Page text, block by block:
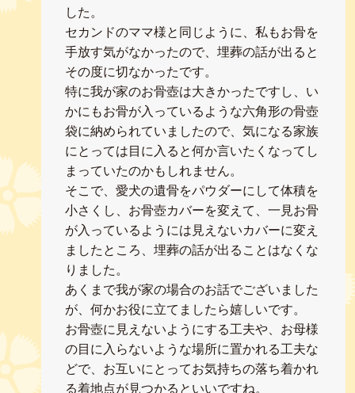
した。
セカンドのママ様と同じように、私もお骨を
手放す気がなかったので、埋葬の話が出ると
その度に切なかったです。
特に我が家のお骨壺は大きかったですし、い
かにもお骨が入っているような六角形の骨壺
袋に納められていましたので、気になる家族
にとっては目に入ると何か言いたくなってし
まっていたのかもしれません。
そこで、愛犬の遺骨をパウダーにして体積を
小さくし、お骨壺カバーを変えて、一見お骨
が入っているようには見えないカバーに変え
ましたところ、埋葬の話が出ることはなくな
りました。
あくまで我が家の場合のお話でございました
が、何かお役に立てましたら嬉しいです。
お骨壺に見えないようにする工夫や、お母様
の目に入らないような場所に置かれる工夫な
どで、お互いにとってお気持ちの落ち着かれ
る着地点が見つかるといいですね。